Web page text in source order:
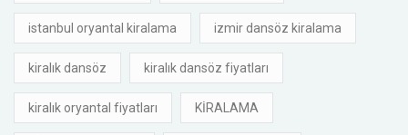
istanbul oryantal kiralama izmir dansöz kiralama
kiralık dansöz kiralık dansöz fiyatları
kiralık oryantal fiyatları KİRALAMA